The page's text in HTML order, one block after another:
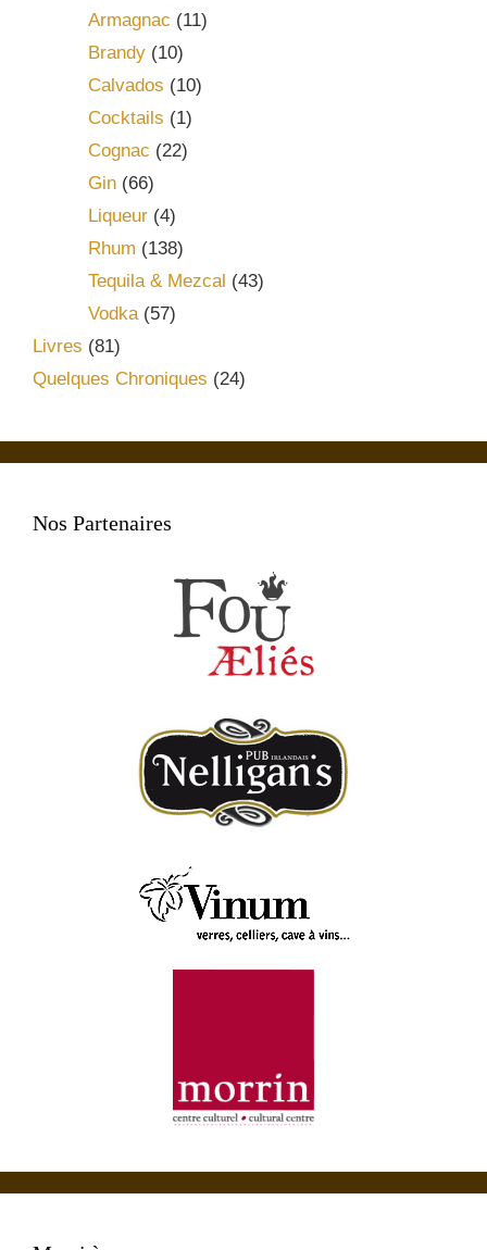
Armagnac (11)
Brandy (10)
Calvados (10)
Cocktails (1)
Cognac (22)
Gin (66)
Liqueur (4)
Rhum (138)
Tequila & Mezcal (43)
Vodka(57)
Livres (81)
Quelques Chroniques (24)
Nos Partenaires